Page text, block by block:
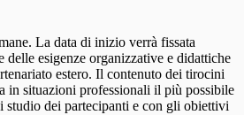
La data di inizio verrà fissata
delle esigenze organizzative e didattiche
estero. Il contenuto dei tirocini
in situazioni professionali il più possibile
dei partecipanti e con gli obiettivi